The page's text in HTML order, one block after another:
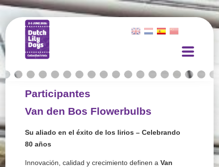
Participantes
Van den Bos Flowerbulbs
Su aliado en el éxito de los lirios – Celebrando
80 años
Innovación, calidad y crecimiento definen aVan